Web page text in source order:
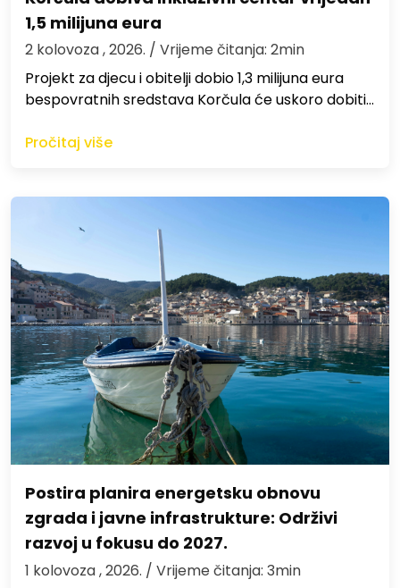
1,5 milijuna eura
2 kolovoza , 2026. / Vrijeme čitanja: 2min
Projekt za djecu i obitelji dobio 1,3 milijuna eura
bespovratnih sredstava Korčula će uskoro dobiti…
Pročitaj više
Postira planira energetsku obnovu
zgrada i javne infrastrukture: Održivi
razvoj u fokusu do 2027.
1 kolovoza , 2026. / Vrijeme čitanja: 3min